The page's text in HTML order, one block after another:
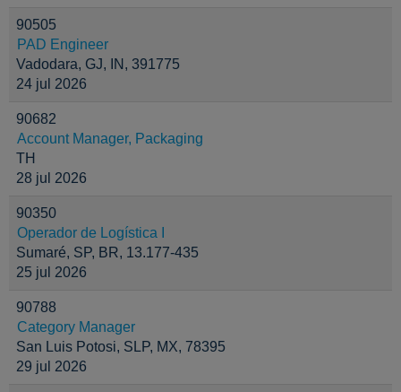
90505
PAD Engineer
Vadodara, GJ, IN, 391775
24 jul 2026
90682
Account Manager, Packaging
TH
28 jul 2026
90350
Operador de Logística I
Sumaré, SP, BR, 13.177-435
25 jul 2026
90788
Category Manager
San Luis Potosi, SLP, MX, 78395
29 jul 2026